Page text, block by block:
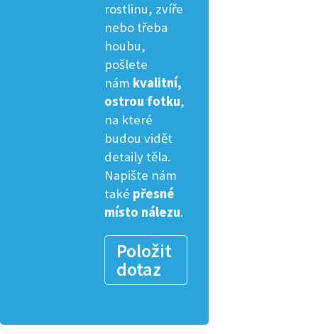
rostlinu, zvíře
nebo třeba
houbu,
pošlete
nám kvalitní,
ostrou fotku,
na které
budou vidět
detaily těla.
Napište nám
také přesné
místo nálezu.
Položit
dotaz